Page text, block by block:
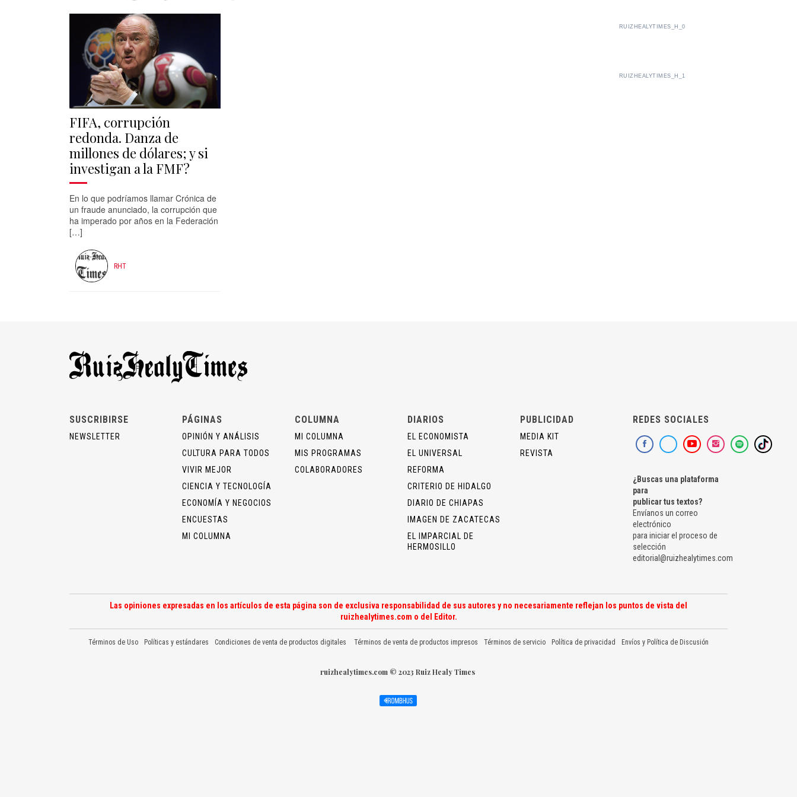
FIFA, corrupción
redonda. Danza de
millones de dólares; y si
investigan a la FMF?
En lo que podríamos llamar Crónica de
un fraude anunciado, la corrupción que
ha imperado por años en la Federación
[…]
RHT
RUIZHEALYTIMES_H_0
RUIZHEALYTIMES_H_1
SUSCRIBIRSE
NEWSLETTER
PÁGINAS
OPINIÓN Y ANÁLISIS
CULTURA PARA TODOS
VIVIR MEJOR
CIENCIA Y TECNOLOGÍA
ECONOMÍA Y NEGOCIOS
ENCUESTAS
MI COLUMNA
COLUMNA
MI COLUMNA
MIS PROGRAMAS
COLABORADORES
DIARIOS
EL ECONOMISTA
EL UNIVERSAL
REFORMA
CRITERIO DE HIDALGO
DIARIO DE CHIAPAS
IMAGEN DE ZACATECAS
EL IMPARCIAL DE
HERMOSILLO
PUBLICIDAD
MEDIA KIT
REVISTA
REDES SOCIALES
¿Buscas una plataforma
para
publicar tus textos?
Envíanos un correo
electrónico
para iniciar el proceso de
selección
editorial@ruizhealytimes.com
Las opiniones expresadas en los artículos de esta página son de exclusiva responsabilidad de sus autores y no necesariamente reflejan los puntos de vista del
ruizhealytimes.com o del Editor.
Términos de Uso Políticas y estándares Condiciones de venta de productos digitales Términos de venta de productos impresos Términos de servicio Política de privacidad Envíos y Política de Discusión
ruizhealytimes.com © 2023 Ruiz Healy Times